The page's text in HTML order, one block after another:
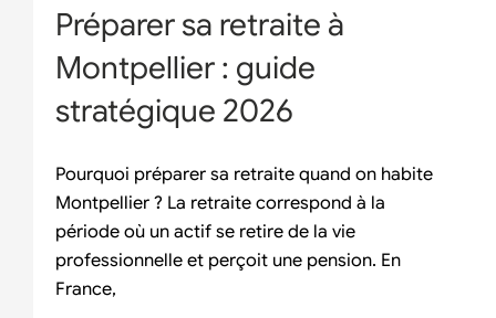
Préparer sa retraite à
Montpellier : guide
stratégique 2026
Pourquoi préparer sa retraite quand on habite
Montpellier ? La retraite correspond à la
période où un actif se retire de la vie
professionnelle et perçoit une pension. En
France,